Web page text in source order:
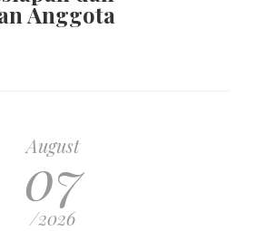
Anggota
August
07
/2026